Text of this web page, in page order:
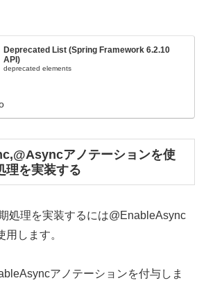
Deprecated List (Spring Framework 6.2.10
API)
deprecated elements
アノテーションを使
理を実装する
処理を実装するには@EnableAsync
します。
アノテーションを付与しま